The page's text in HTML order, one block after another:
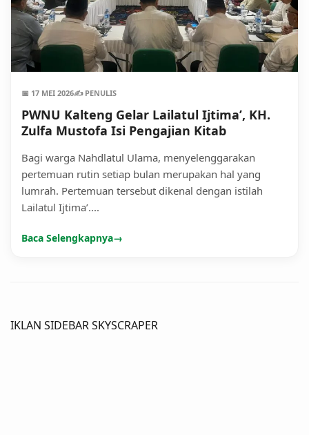
📅 17 MEI 2026✍️ PENULIS
PWNU Kalteng Gelar Lailatul Ijtima’, KH.
Zulfa Mustofa Isi Pengajian Kitab
Bagi warga Nahdlatul Ulama, menyelenggarakan
pertemuan rutin setiap bulan merupakan hal yang
lumrah. Pertemuan tersebut dikenal dengan istilah
Lailatul Ijtima’....
Baca Selengkapnya→
IKLAN SIDEBAR SKYSCRAPER